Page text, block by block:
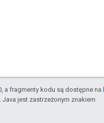
, a fragmenty kodu są dostępne na
. Java jest zastrzeżonym znakiem